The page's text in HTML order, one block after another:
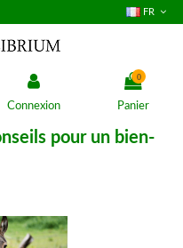
FR
Connexion
0
Panier
pour un bien-